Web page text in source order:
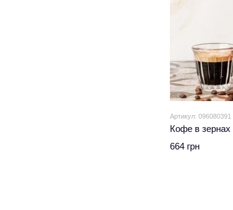
Артикул: 096080391
Кофе в зернах
664 грн